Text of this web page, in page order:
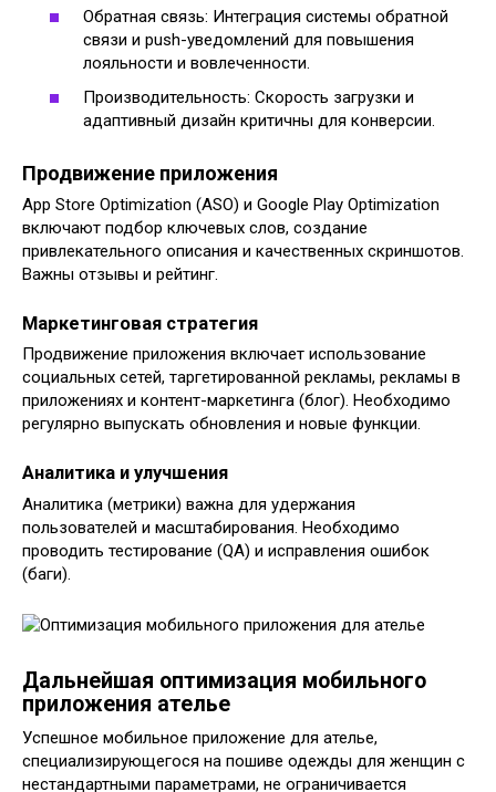
Обратная связь: Интеграция системы обратной
связи и push-уведомлений для повышения
лояльности и вовлеченности.
Производительность: Скорость загрузки и
адаптивный дизайн критичны для конверсии.
Продвижение приложения
App Store Optimization (ASO) и Google Play Optimization
включают подбор ключевых слов, создание
привлекательного описания и качественных скриншотов.
Важны отзывы и рейтинг.
Маркетинговая стратегия
Продвижение приложения включает использование
социальных сетей, таргетированной рекламы, рекламы в
приложениях и контент-маркетинга (блог). Необходимо
регулярно выпускать обновления и новые функции.
Аналитика и улучшения
Аналитика (метрики) важна для удержания
пользователей и масштабирования. Необходимо
проводить тестирование (QA) и исправления ошибок
(баги).
Дальнейшая оптимизация мобильного
приложения ателье
Успешное мобильное приложение для ателье,
специализирующегося на пошиве одежды для женщин с
нестандартными параметрами, не ограничивается